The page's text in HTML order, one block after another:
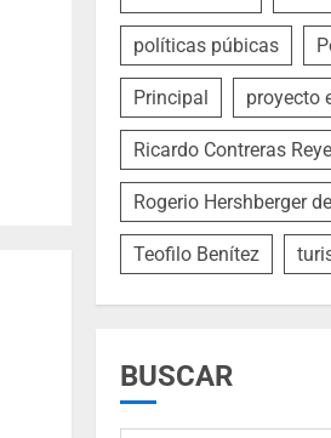
políticas púbicas
Principal proyecto
Ricardo Contreras
Rogerio Hershberger
Teofilo Benítez
BUSCAR